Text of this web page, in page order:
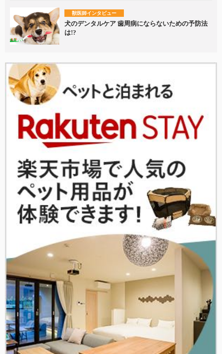
獣医師インタビュー
犬のデンタルケア 歯周病にならないための予防法
は!?